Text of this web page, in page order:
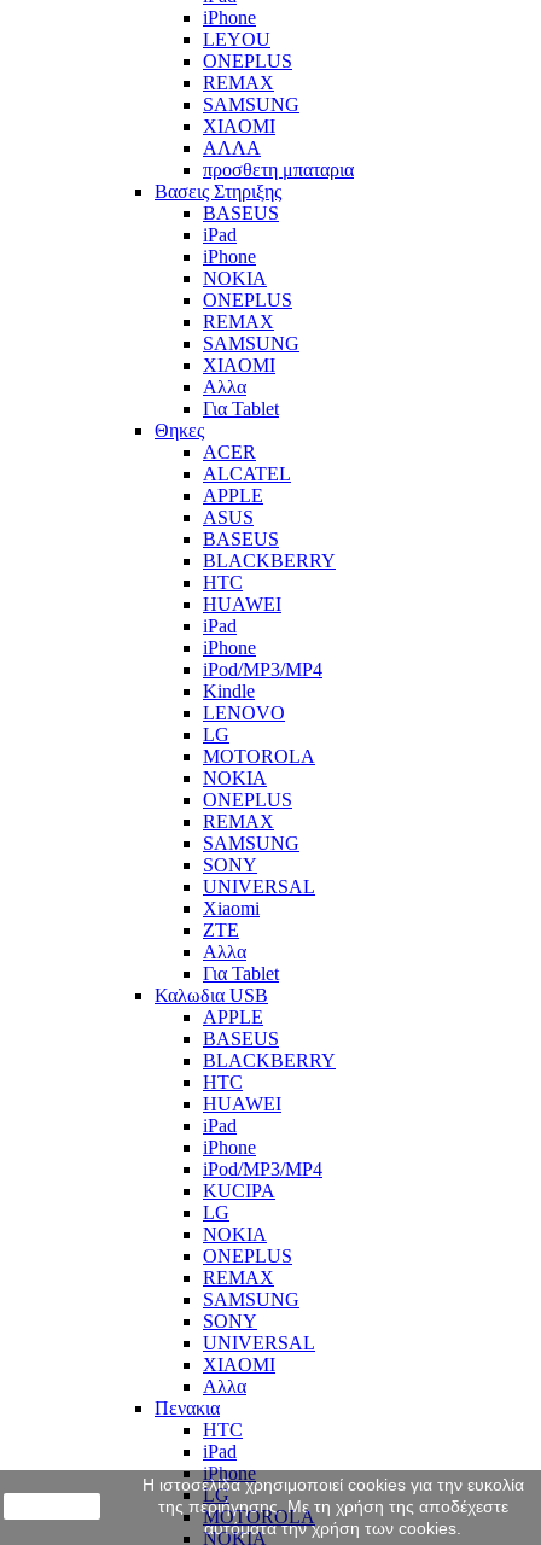
iPhone
LEYOU
ONEPLUS
REMAX
SAMSUNG
XIAOMI
ΑΛΛΑ
προσθετη μπαταρια
Βασεις Στηριξης
BASEUS
iPad
iPhone
NOKIA
ONEPLUS
REMAX
SAMSUNG
XIAOMI
Αλλα
Για Tablet
Θηκες
ACER
ALCATEL
APPLE
ASUS
BASEUS
BLACKBERRY
HTC
HUAWEI
iPad
iPhone
iPod/MP3/MP4
Kindle
LENOVO
LG
MOTOROLA
NOKIA
ONEPLUS
REMAX
SAMSUNG
SONY
UNIVERSAL
Xiaomi
ZTE
Αλλα
Για Tablet
Καλωδια USB
APPLE
BASEUS
BLACKBERRY
HTC
HUAWEI
iPad
iPhone
iPod/MP3/MP4
KUCIPA
LG
NOKIA
ONEPLUS
REMAX
SAMSUNG
SONY
UNIVERSAL
XIAOMI
Αλλα
Πενακια
HTC
iPad
iPhone
LG
MOTOROLA
NOKIA
Η ιστοσελίδα χρησιμοποιεί cookies για την ευκολία
της περιήγησης. Με τη χρήση της αποδέχεστε
αυτόματα την χρήση των cookies.